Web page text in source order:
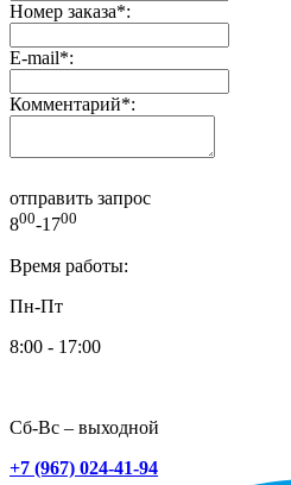
Номер заказа*:
E-mail*:
Комментарий*:
отправить запрос
800-1700
Время работы:
Пн-Пт
8:00 - 17:00
Сб-Вс – выходной
+7 (967) 024-41-94